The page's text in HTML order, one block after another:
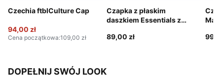
Czechia ftblCulture Cap
94,00 zł
Cena początkowa:109,00 zł
Czapka z płaskim
daszkiem Essentials z
89,00 zł
DOPEŁNIJ SWÓJ LOOK